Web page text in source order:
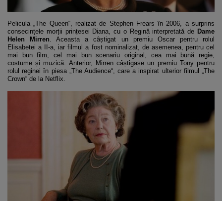
Pelicula „The Queen“, realizat de Stephen Frears în 2006, a surprins
consecințele morții prințesei Diana, cu o Regină interpretată de Dame
Helen Mirren. Aceasta a câștigat un premiu Oscar pentru rolul
Elisabetei a II-a, iar filmul a fost nominalizat, de asemenea, pentru cel
mai bun film, cel mai bun scenariu original, cea mai bună regie,
costume și muzică. Anterior, Mirren câștigase un premiu Tony pentru
rolul reginei în piesa „The Audience“, care a inspirat ulterior filmul „The
Crown“ de la Netflix.